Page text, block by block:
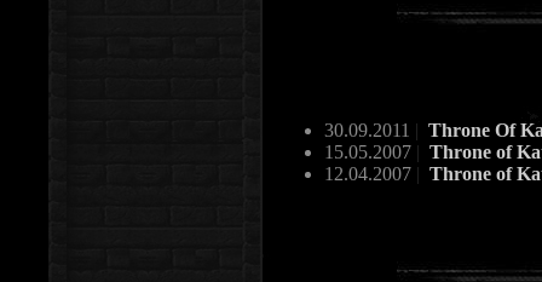
30.09.2011 | Throne Of
15.05.2007 | Throne of
12.04.2007 | Throne of